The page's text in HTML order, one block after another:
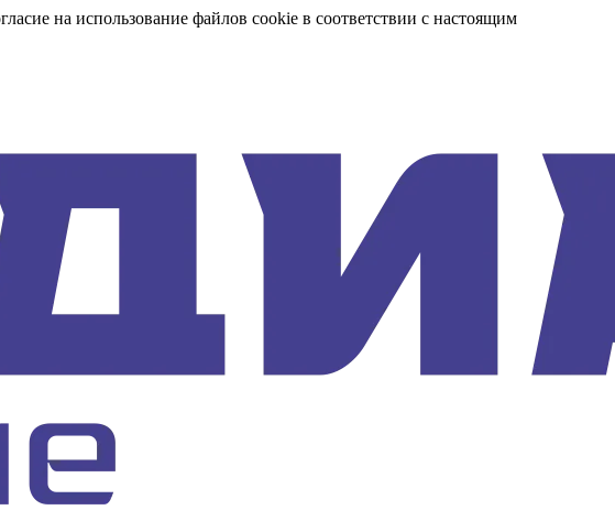
на использование файлов cookie в соответствии с настоящим